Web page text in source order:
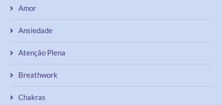
Amor
Ansiedade
Atenção Plena
Breathwork
Chakras